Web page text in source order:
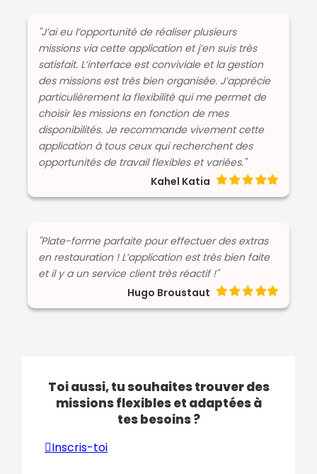
"J’ai eu l’opportunité de réaliser plusieurs
missions via cette application et j’en suis très
satisfait. L’interface est conviviale et la gestion
des missions est très bien organisée. J’apprécie
particulièrement la flexibilité qui me permet de
choisir les missions en fonction de mes
disponibilités. Je recommande vivement cette
application à tous ceux qui recherchent des
opportunités de travail flexibles et variées."
Kahel Katia
"Plate-forme parfaite pour effectuer des extras
en restauration ! L’application est très bien faite
et il y a un service client très réactif !"
Hugo Broustaut
Toi aussi, tu souhaites trouver des
missions flexibles et adaptées à
tes besoins ?
Inscris-toi